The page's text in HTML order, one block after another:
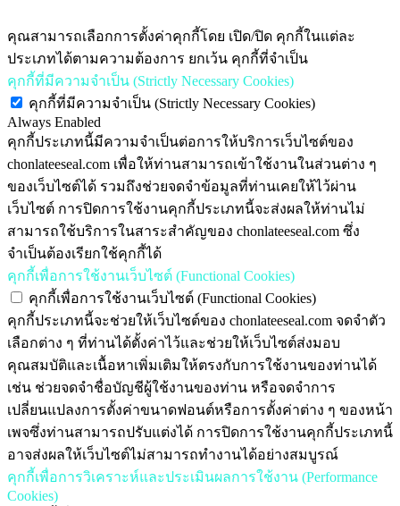
คุณสามารถเลือกการตั้งค่าคุกกี้โดย เปิด/ปิด คุกกี้ในแต่ละ
ประเภทได้ตามความต้องการ ยกเว้น คุกกี้ที่จำเป็น
คุกกี้ที่มีความจำเป็น (Strictly Necessary Cookies)
คุกกี้ที่มีความจำเป็น (Strictly Necessary Cookies)
Always Enabled
คุกกี้ประเภทนี้มีความจำเป็นต่อการให้บริการเว็บไซต์ของ
chonlateeseal.com เพื่อให้ท่านสามารถเข้าใช้งานในส่วนต่าง ๆ
ของเว็บไซต์ได้ รวมถึงช่วยจดจำข้อมูลที่ท่านเคยให้ไว้ผ่าน
เว็บไซต์ การปิดการใช้งานคุกกี้ประเภทนี้จะส่งผลให้ท่านไม่
สามารถใช้บริการในสาระสำคัญของ chonlateeseal.com ซึ่ง
จำเป็นต้องเรียกใช้คุกกี้ได้
คุกกี้เพื่อการใช้งานเว็บไซต์ (Functional Cookies)
คุกกี้เพื่อการใช้งานเว็บไซต์ (Functional Cookies)
คุกกี้ประเภทนี้จะช่วยให้เว็บไซต์ของ chonlateeseal.com จดจำตัว
เลือกต่าง ๆ ที่ท่านได้ตั้งค่าไว้และช่วยให้เว็บไซต์ส่งมอบ
คุณสมบัติและเนื้อหาเพิ่มเติมให้ตรงกับการใช้งานของท่านได้
เช่น ช่วยจดจำชื่อบัญชีผู้ใช้งานของท่าน หรือจดจำการ
เปลี่ยนแปลงการตั้งค่าขนาดฟอนต์หรือการตั้งค่าต่าง ๆ ของหน้า
เพจซึ่งท่านสามารถปรับแต่งได้ การปิดการใช้งานคุกกี้ประเภทนี้
อาจส่งผลให้เว็บไซต์ไม่สามารถทำงานได้อย่างสมบูรณ์
คุกกี้เพื่อการวิเคราะห์และประเมินผลการใช้งาน (Performance
Cookies)